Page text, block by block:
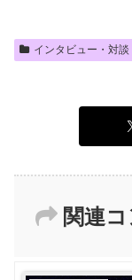
インタビュー・対談
関連